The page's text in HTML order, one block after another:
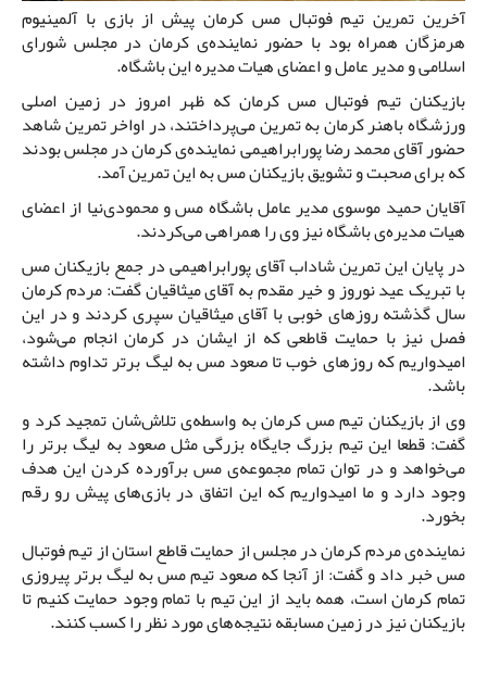
آخرین تمرین تیم فوتبال مس کرمان پیش از بازی با آلمینیوم
هرمزگان همراه بود با حضور نماینده‌ی کرمان در مجلس شورای
اسلامی و مدیر عامل و اعضای هیات مدیره این باشگاه.
بازیکنان تیم فوتبال مس کرمان که ظهر امروز در زمین اصلی
ورزشگاه باهنر کرمان به تمرین می‌پرداختند، در اواخر تمرین شاهد
حضور آقای محمد رضا پورابراهیمی نماینده‌ی کرمان در مجلس بودند
که برای صحبت و تشویق بازیکنان مس به این تمرین آمد.
آقایان حمید موسوی مدیر عامل باشگاه مس و محمودی‌نیا از اعضای
هیات مدیره‌ی باشگاه نیز وی را همراهی می‌کردند.
در پایان این تمرین شاداب آقای پورابراهیمی در جمع بازیکنان مس
با تبریک عید نوروز و خیر مقدم به آقای میثاقیان گفت: مردم کرمان
سال گذشته روزهای خوبی با آقای میثاقیان سپری کردند و در این
فصل نیز با حمایت قاطعی که از ایشان در کرمان انجام می‌شود،
امیدواریم که روزهای خوب تا صعود مس به لیگ برتر تداوم داشته
باشد.
وی از بازیکنان تیم مس کرمان به واسطه‌ی تلاش‌شان تمجید کرد و
گفت: قطعا این تیم بزرگ جایگاه بزرگی مثل صعود به لیگ برتر را
می‌خواهد و در توان تمام مجموعه‌ی مس برآورده کردن این هدف
وجود دارد و ما امیدواریم که این اتفاق در بازی‌های پیش رو رقم
بخورد.
نماینده‌ی مردم کرمان در مجلس از حمایت قاطع استان از تیم فوتبال
مس خبر داد و گفت: از آنجا که صعود تیم مس به لیگ برتر پیروزی
تمام کرمان است، همه باید از این تیم با تمام وجود حمایت کنیم تا
بازیکنان نیز در زمین مسابقه نتیجه‌های مورد نظر را کسب کنند.